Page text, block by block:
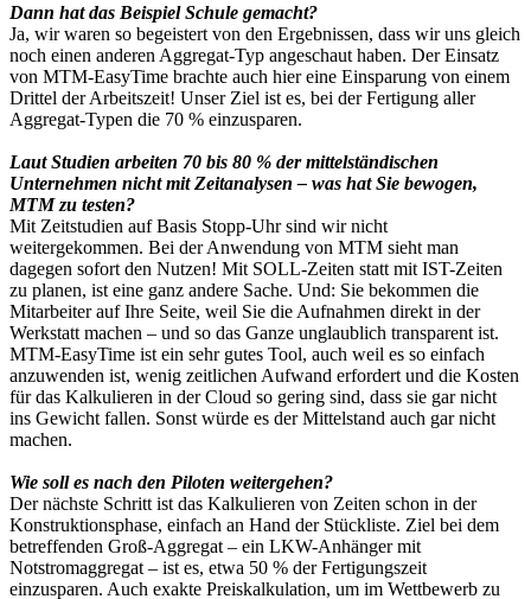
Dann hat das Beispiel Schule gemacht?
Ja, wir waren so begeistert von den Ergebnissen, dass wir uns gleich
noch einen anderen Aggregat-Typ angeschaut haben. Der Einsatz
von MTM-EasyTime brachte auch hier eine Einsparung von einem
Drittel der Arbeitszeit! Unser Ziel ist es, bei der Fertigung aller
Aggregat-Typen die 70 % einzusparen.
Laut Studien arbeiten 70 bis 80 % der mittelständischen
Unternehmen nicht mit Zeitanalysen – was hat Sie bewogen,
MTM zu testen?
Mit Zeitstudien auf Basis Stopp-Uhr sind wir nicht
weitergekommen. Bei der Anwendung von MTM sieht man
dagegen sofort den Nutzen! Mit SOLL-Zeiten statt mit IST-Zeiten
zu planen, ist eine ganz andere Sache. Und: Sie bekommen die
Mitarbeiter auf Ihre Seite, weil Sie die Aufnahmen direkt in der
Werkstatt machen – und so das Ganze unglaublich transparent ist.
MTM-EasyTime ist ein sehr gutes Tool, auch weil es so einfach
anzuwenden ist, wenig zeitlichen Aufwand erfordert und die Kosten
für das Kalkulieren in der Cloud so gering sind, dass sie gar nicht
ins Gewicht fallen. Sonst würde es der Mittelstand auch gar nicht
machen.
Wie soll es nach den Piloten weitergehen?
Der nächste Schritt ist das Kalkulieren von Zeiten schon in der
Konstruktionsphase, einfach an Hand der Stückliste. Ziel bei dem
betreffenden Groß-Aggregat – ein LKW-Anhänger mit
Notstromaggregat – ist es, etwa 50 % der Fertigungszeit
einzusparen. Auch exakte Preiskalkulation, um im Wettbewerb zu